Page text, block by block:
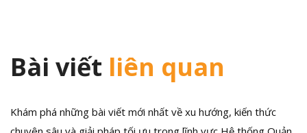
Bài viết liên quan
Khám phá những bài viết mới nhất về xu hướng, kiến thức